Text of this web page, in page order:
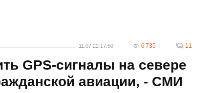
11.07.22 17:50 6 735 11
GPS-сигналы на севере
авиации, - СМИ